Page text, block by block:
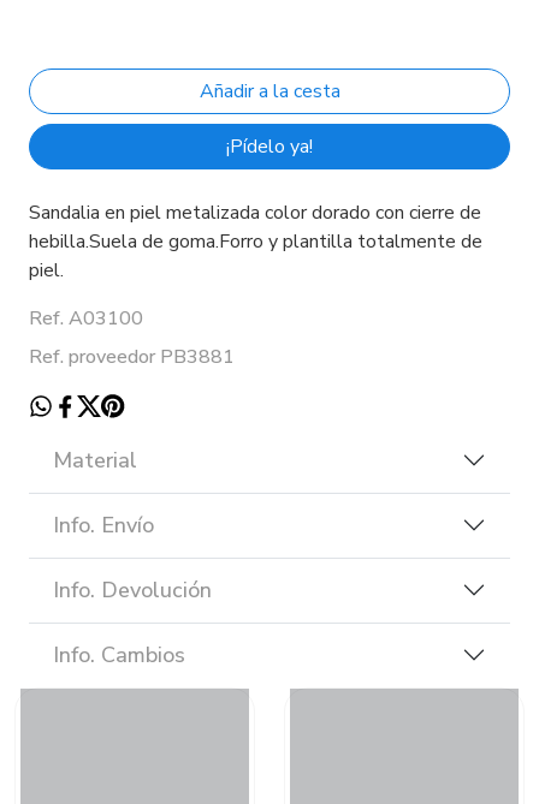
¡Pídelo ya!
Sandalia en piel metalizada color dorado con cierre de
hebilla.Suela de goma.Forro y plantilla totalmente de
piel.
Ref. A03100
Ref. proveedor PB3881
Material
Info. Envío
Info. Devolución
Info. Cambios